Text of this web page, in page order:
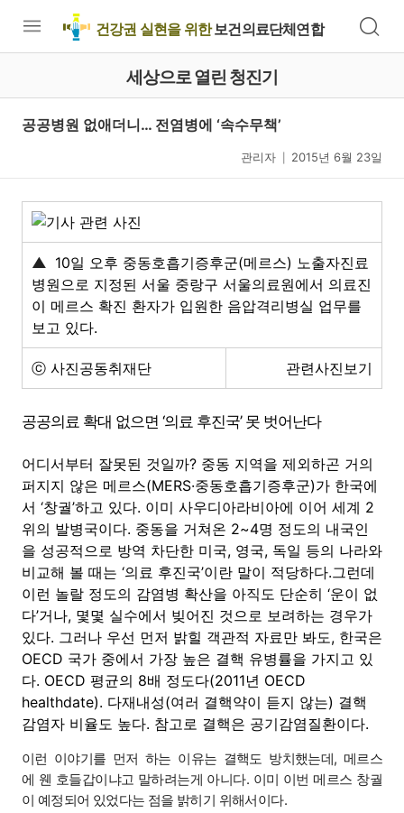
건강권 실현을 위한보건의료단체연합
세상으로 열린 청진기
공공병원 없애더니… 전염병에 ‘속수무책’
관리자 2015년 6월 23일
▲ 10일 오후 중동호흡기증후군(메르스) 노출자진료
병원으로 지정된 서울 중랑구 서울의료원에서 의료진
이 메르스 확진 환자가 입원한 음압격리병실 업무를
보고 있다.
ⓒ 사진공동취재단 관련사진보기
공공의료 확대 없으면 ‘의료 후진국’ 못 벗어난다
어디서부터 잘못된 것일까? 중동 지역을 제외하곤 거의
퍼지지 않은 메르스(MERS·중동호흡기증후군)가 한국에
서 ‘창궐’하고 있다. 이미 사우디아라비아에 이어 세계 2
위의 발병국이다. 중동을 거쳐온 2~4명 정도의 내국인
을 성공적으로 방역 차단한 미국, 영국, 독일 등의 나라와
비교해 볼 때는 ‘의료 후진국’이란 말이 적당하다.그런데
이런 놀랄 정도의 감염병 확산을 아직도 단순히 ‘운이 없
다’거나, 몇몇 실수에서 빚어진 것으로 보려하는 경우가
있다. 그러나 우선 먼저 밝힐 객관적 자료만 봐도, 한국은
OECD 국가 중에서 가장 높은 결핵 유병률을 가지고 있
다. OECD 평균의 8배 정도다(2011년 OECD
healthdate). 다재내성(여러 결핵약이 듣지 않는) 결핵
감염자 비율도 높다. 참고로 결핵은 공기감염질환이다.
이런 이야기를 먼저 하는 이유는 결핵도 방치했는데, 메르스
에 웬 호들갑이냐고 말하려는게 아니다. 이미 이번 메르스 창궐
이 예정되어 있었다는 점을 밝히기 위해서이다.